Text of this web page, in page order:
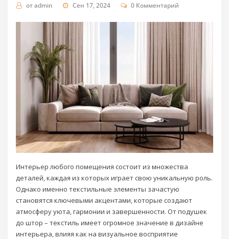
отadmin Сен 17, 2024 0 Комментарий
Интерьер любого помещения состоит из множества
деталей, каждая из которых играет свою уникальную роль.
Однако именно текстильные элементы зачастую
становятся ключевыми акцентами, которые создают
атмосферу уюта, гармонии и завершенности. От подушек
до штор – текстиль имеет огромное значение в дизайне
интерьера, влияя как на визуальное восприятие